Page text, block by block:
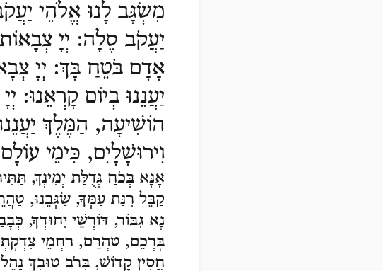
מִשְׂגָּב לָנוּ אֱלֹהֵי
יַעֲקֹב סֶלָה: יְיָ
אָדָם בֹּטֵחַ בָּךְ: יְיָ
יַעֲנֵנוּ בְיוֹם קָרְאֵנוּ:
הוֹשִׁיעָה, הַמֶּלֶךְ
וִירוּשָׁלָיִם, כִּימֵי
אָנָּא בְּכֹחַ גְּדֻלַּת
קַבֵּל רִנַּת עַמְּךָ,
נָא גִבּוֹר,
בָּרְכֵם, טַהֲרֵם,
חֲסִין קָדוֹשׁ,